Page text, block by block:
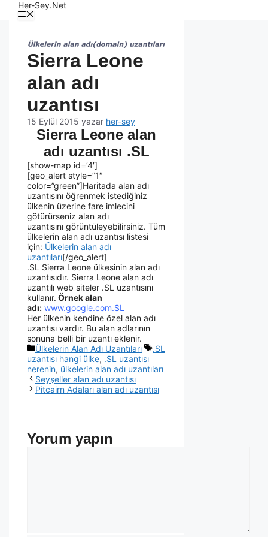
Her-Sey.Net
Sierra Leone
alan adı
uzantısı
15 Eylül 2015 yazar her-sey
Sierra Leone alan
adı uzantısı .SL
[show-map id=’4′]
[geo_alert style=”1″
color=”green”]Haritada alan adı
uzantısını öğrenmek istediğiniz
ülkenin üzerine fare imlecini
götürürseniz alan adı
uzantısını görüntüleyebilirsiniz. Tüm
ülkelerin alan adı uzantısı listesi
için: Ülkelerin alan adı
uzantıları[/geo_alert]
.SL Sierra Leone ülkesinin alan adı
uzantısıdır. Sierra Leone alan adı
uzantılı web siteler .SL uzantısını
kullanır. Örnek alan
adı: www.google.com.SL
Her ülkenin kendine özel alan adı
uzantısı vardır. Bu alan adlarının
sonuna belli bir uzantı eklenir.
Ülkelerin Alan Adı Uzantıları
.SL
uzantısı hangi ülke, .SL uzantısı
nerenin, ülkelerin alan adı uzantıları
Seyşeller alan adı uzantısı
Pitcairn Adaları alan adı uzantısı
Yorum yapın